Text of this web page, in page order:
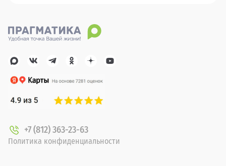
+7 (812) 363-23-63
Политика конфиденциальности